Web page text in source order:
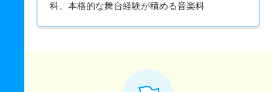
科、本格的な舞台経験が積める音楽科